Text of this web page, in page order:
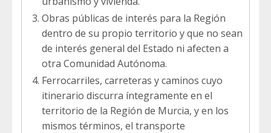
Obras públicas de interés para la Región
dentro de su propio territorio y que no sean
de interés general del Estado ni afecten a
otra Comunidad Autónoma.
Ferrocarriles, carreteras y caminos cuyo
itinerario discurra íntegramente en el
territorio de la Región de Murcia, y en los
mismos términos, el transporte